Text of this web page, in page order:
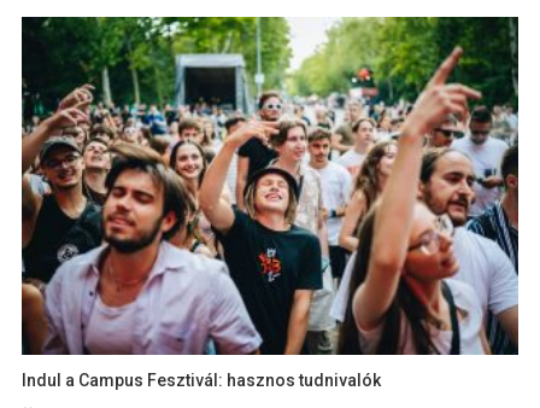
Indul a Campus Fesztivál: hasznos tudnivalók